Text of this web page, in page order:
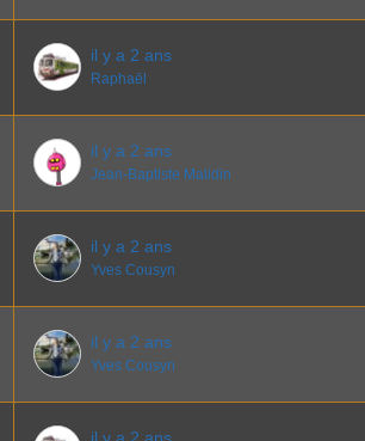
il y a 2 ans
Raphaël
il y a 2 ans
Jean-Baptiste Malidin
il y a 2 ans
Yves Cousyn
il y a 2 ans
Yves Cousyn